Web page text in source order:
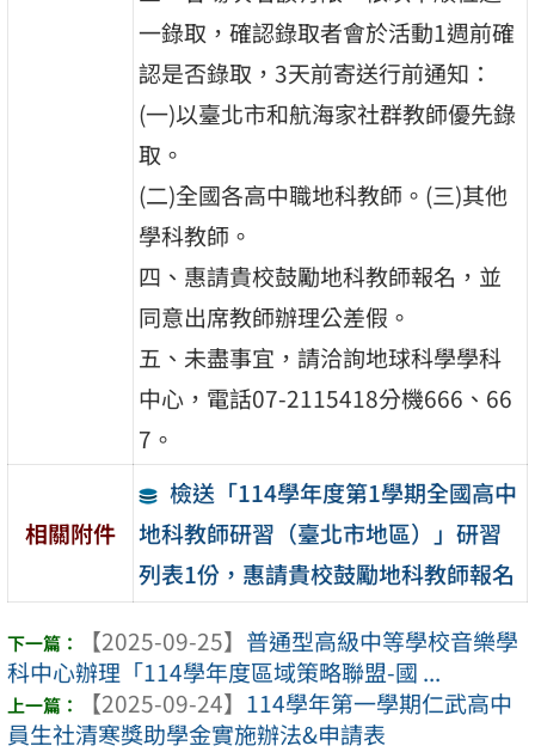
一錄取，確認錄取者會於活動1週前確
認是否錄取，3天前寄送行前通知：
(一)以臺北市和航海家社群教師優先錄
取。
(二)全國各高中職地科教師。(三)其他
學科教師。
四、惠請貴校鼓勵地科教師報名，並
同意出席教師辦理公差假。
五、未盡事宜，請洽詢地球科學學科
中心，電話07-2115418分機666、66
7。
相關附件
檢送「114學年度第1學期全國高中
地科教師研習（臺北市地區）」研習
列表1份，惠請貴校鼓勵地科教師報名
【2025-09-25】 普通型高級中等學校音樂學
科中心辦理「114學年度區域策略聯盟-國 ...
【2025-09-24】 114學年第一學期仁武高中
員生社清寒獎助學金實施辦法&申請表